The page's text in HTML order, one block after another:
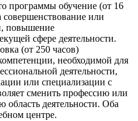
программы обучение (от 16
или
повышение
сфере деятельности.
(от 250 часов)
необходимой для
деятельности,
или специализации с
сменить профессию или
область деятельности. Оба
центре.